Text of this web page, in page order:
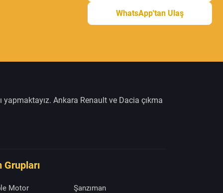
WhatsApp'tan Ulaş
yapmaktayız. Ankara Renault ve Dacia çıkma
Grupları
Motor
Şanzıman